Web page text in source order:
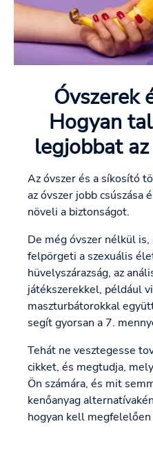
Óvszerek
Hogyan
legjobbat
Az óvszer és a síkosító
az óvszer jobb csúszása
növeli a biztonságot.
De még óvszer nélkül is,
felpörgeti a szexuális
hüvelyszárazság, az
játékszerekkel, például
maszturbátorokkal
segít gyorsan a 7.
Tehát ne vesztegesse
cikket, és megtudja,
Ön számára, és mit
kenőanyag
hogyan kell